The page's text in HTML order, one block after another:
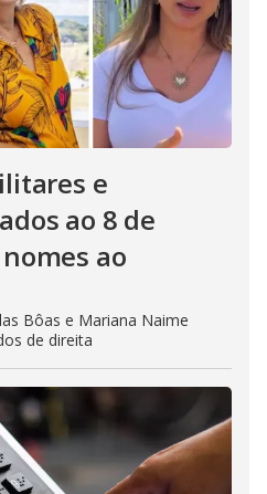
e
ao 8 de
ao
Bôas e Mariana Naime
de direita